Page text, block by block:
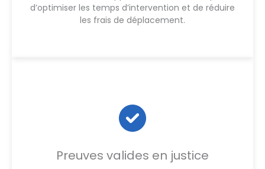
d’optimiser les temps d’intervention et de réduire
les frais de déplacement.
Preuves valides en justice